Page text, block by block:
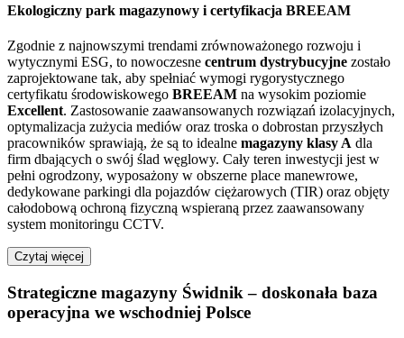
Ekologiczny park magazynowy i certyfikacja BREEAM
Zgodnie z najnowszymi trendami zrównoważonego rozwoju i
wytycznymi ESG, to nowoczesne centrum dystrybucyjne zostało
zaprojektowane tak, aby spełniać wymogi rygorystycznego
certyfikatu środowiskowego BREEAM na wysokim poziomie
Excellent. Zastosowanie zaawansowanych rozwiązań izolacyjnych,
optymalizacja zużycia mediów oraz troska o dobrostan przyszłych
pracowników sprawiają, że są to idealne magazyny klasy A dla
firm dbających o swój ślad węglowy. Cały teren inwestycji jest w
pełni ogrodzony, wyposażony w obszerne place manewrowe,
dedykowane parkingi dla pojazdów ciężarowych (TIR) oraz objęty
całodobową ochroną fizyczną wspieraną przez zaawansowany
system monitoringu CCTV.
Czytaj więcej
Strategiczne magazyny Świdnik – doskonała baza
operacyjna we wschodniej Polsce